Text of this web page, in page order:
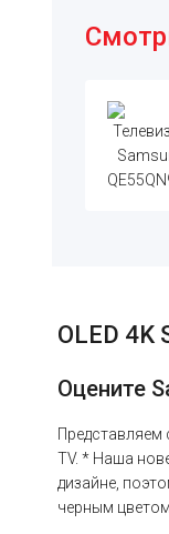
OLED 4K
Оцените
Представляем
TV. * Наша
дизайне,
черным